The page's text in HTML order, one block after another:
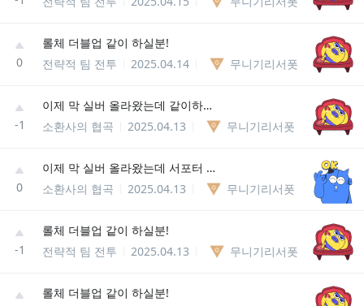
0
롤체 더블업 같이 하실분!
전략적 팀 전투
2025.04.14 무니기리서폿
-1
이제 막 실버 올라왔는데 같이하실분~~ 서포터입니다~
소환사의 협곡
2025.04.13 무니기리서폿
0
이제 막 실버 올라왔는데 서포터 합니다 같이하실분~
소환사의 협곡
2025.04.13 무니기리서폿
-1
롤체 더블업 같이 하실분!
전략적 팀 전투
2025.04.13 무니기리서폿
롤체 더블업 같이 하실분!